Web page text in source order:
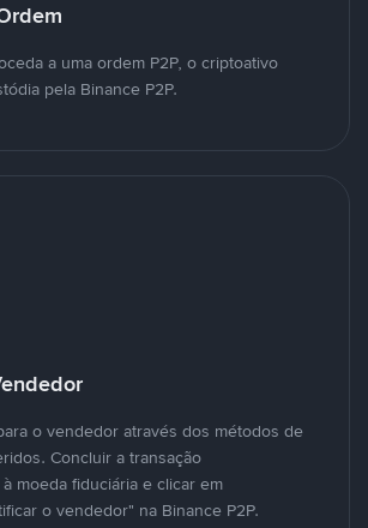
a uma ordem P2P, o criptoativo
pela Binance P2P.
o vendedor através dos métodos de
Concluir a transação
moeda fiduciária e clicar em
o vendedor" na Binance P2P.